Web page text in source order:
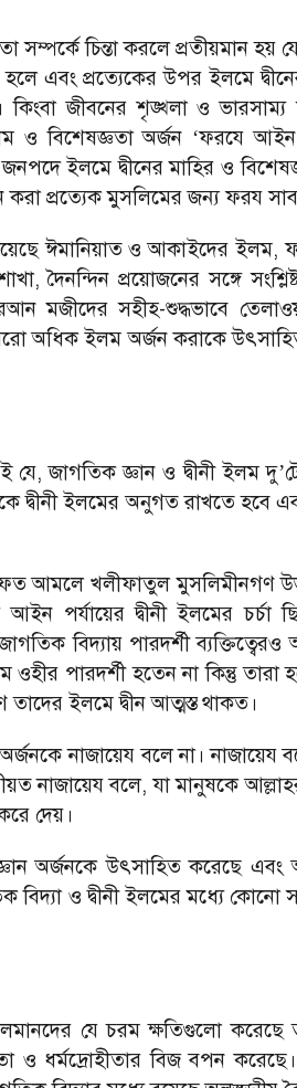
সম্পর্কে চিন্তা করলে প্রতীয়মান
এবং প্রত্যেকের উপর ইলমে
জীবনের শৃঙ্খলা ও
ও বিশেষজ্ঞতা অর্জন ‘ফরযে আইন
ইলমে দ্বীনের মাহির ও
প্রত্যেক মুসলিমের জন্য ফরয
ঈমানিয়াত ও আকাইদের ইলম,
দৈনন্দিন প্রয়োজনের সঙ্গে
মজীদের সহীহ-শুদ্ধভাবে
অধিক ইলম অর্জন করাকে
যে, জাগতিক জ্ঞান ও দ্বীনী ইলম দু’
দ্বীনী ইলমের অনুগত রাখতে হবে
আমলে খলীফাতুল মুসলিমীনগণ
আইন পর্যায়ের দ্বীনী ইলমের
বিদ্যায় পারদর্শী
ওহীর পারদর্শী হতেন না কিন্তু
ইলমে দ্বীন আত্মস্ত থাকত।
নাজায়েয বলে না। নাজায়েয
নাজায়েয বলে, যা মানুষকে
দেয়।
অর্জনকে উৎসাহিত করেছে এবং
বিদ্যা ও দ্বীনী ইলমের মধ্যে কোনো
যে চরম ক্ষতিগুলো
ও ধর্মদ্রোহীতার বিজ বপন